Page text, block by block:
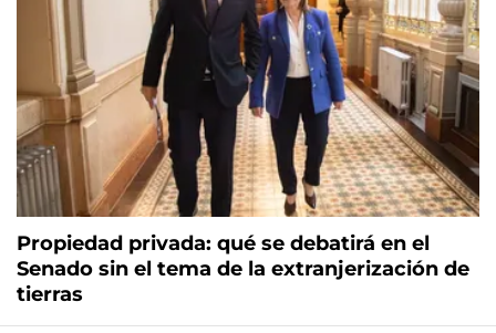
Propiedad privada: qué se debatirá en el
Senado sin el tema de la extranjerización de
tierras